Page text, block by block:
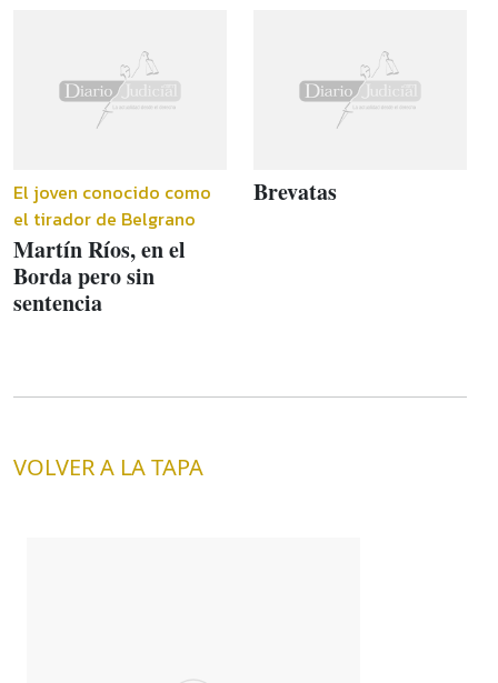
El joven conocido como
el tirador de Belgrano
Martín Ríos, en el
Borda pero sin
sentencia
Brevatas
VOLVER A LA TAPA